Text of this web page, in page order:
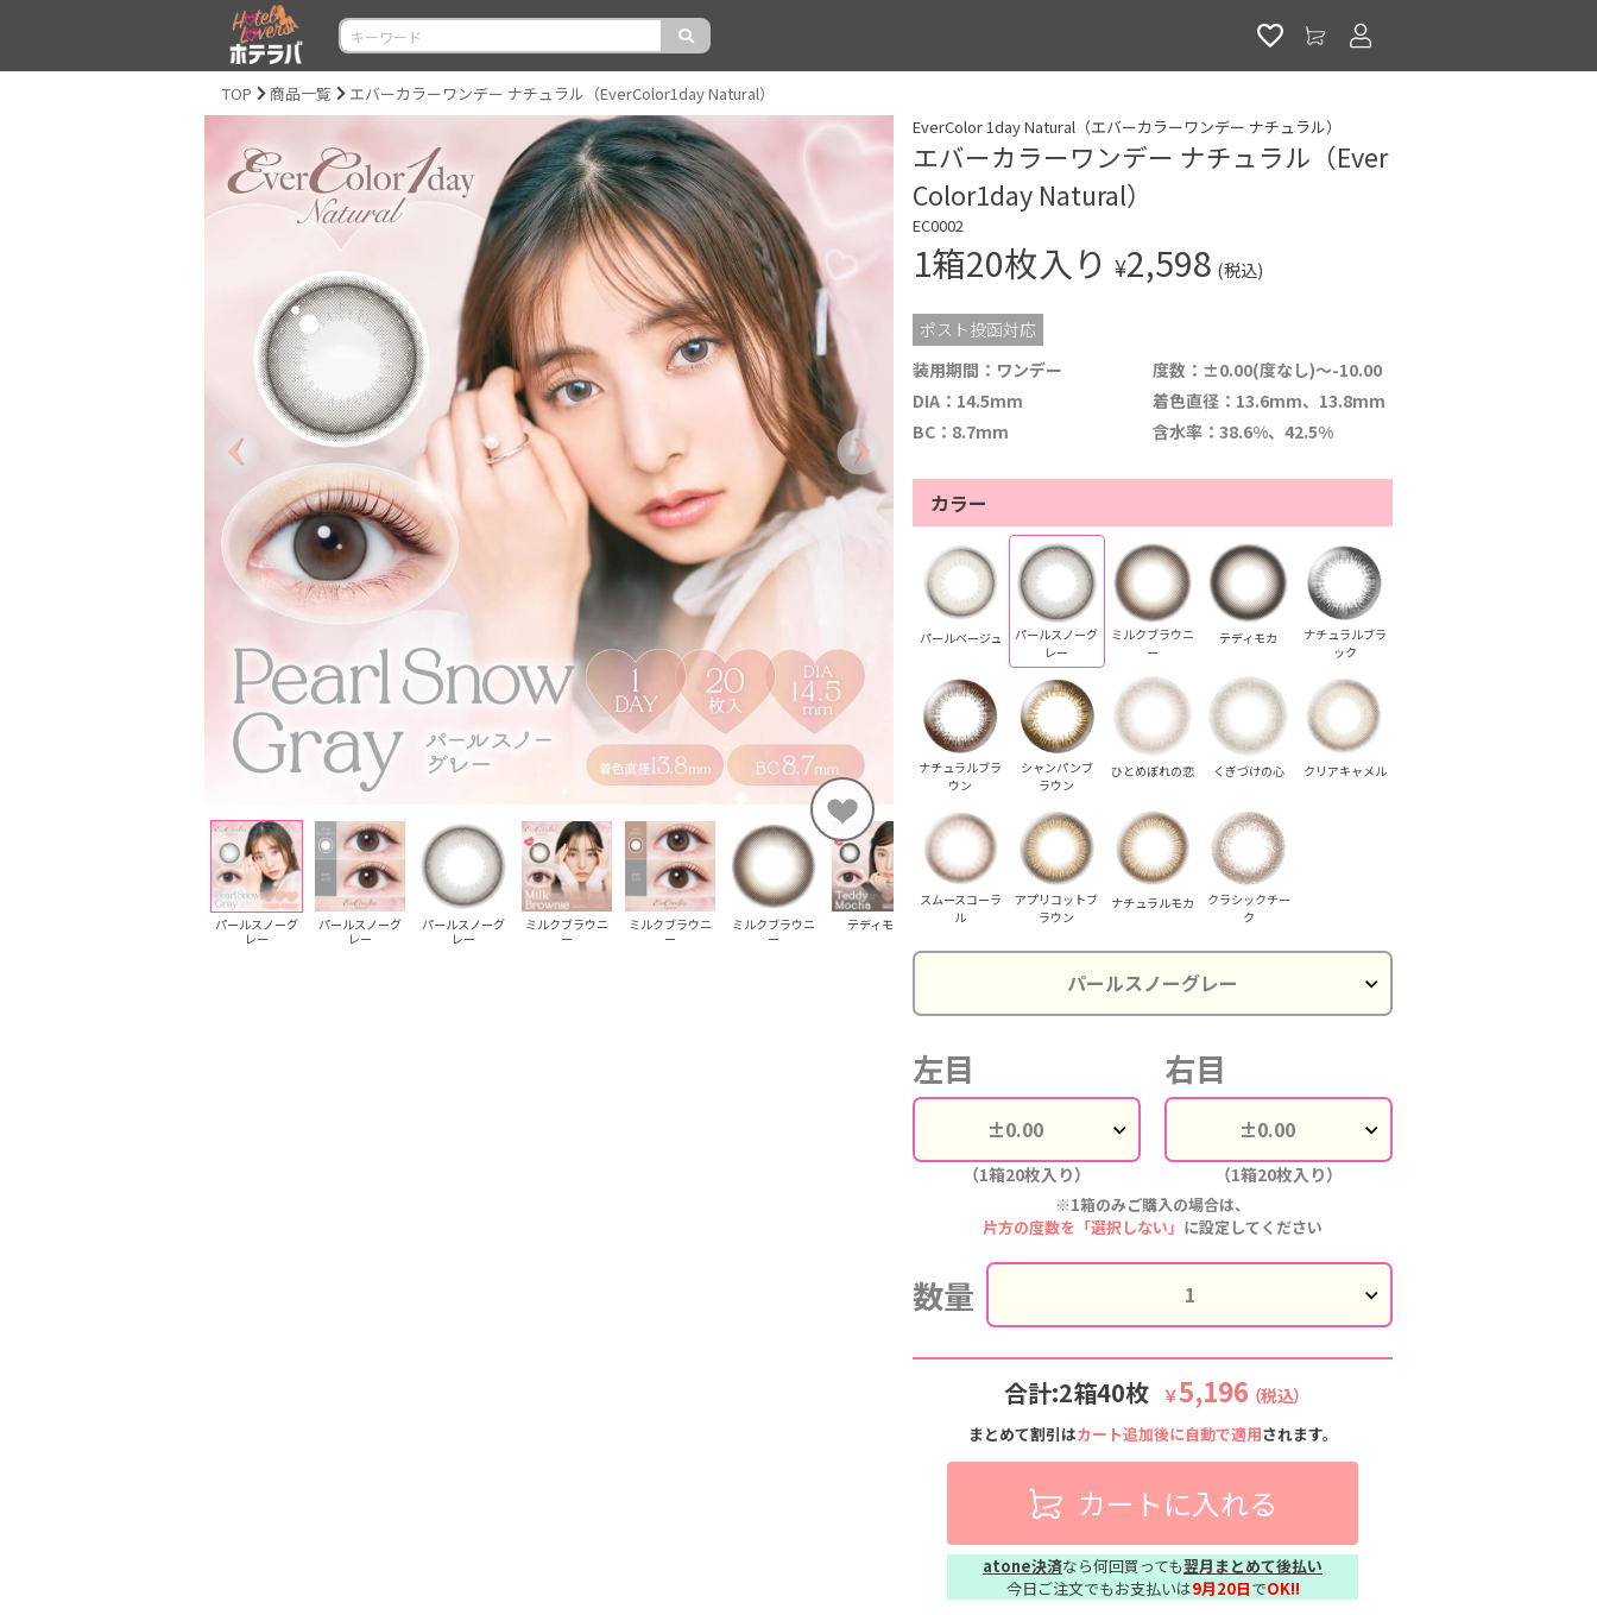
TOP 商品一覧 エバーカラーワンデー ナチュラル（EverColor1day Natural）
パールスノーグ
レー
パールスノーグ
レー
パールスノーグ
レー
ミルクブラウニ
ー
ミルクブラウニ
ー
ミルクブラウニ
ー
テディモカ テディモカ テディモカ
ナチュラルブラ
EverColor 1day Natural（エバーカラーワンデー ナチュラル）
エバーカラーワンデー ナチュラル（Ever
Color1day Natural）
EC0002
1箱20枚入り ¥2,598 (税込)
ポスト投函対応
装用期間：ワンデー
度数：±0.00(度なし)～-10.00
DIA：14.5mm
着色直径：13.6mm、13.8mm
BC：8.7mm
含水率：38.6%、42.5%
カラー
パールベージュ
パールスノーグ
レー
ミルクブラウニ
ー
テディモカ
ナチュラルブラ
ック
ナチュラルブラ
ウン
シャンパンブ
ラウン
ひとめぼれの恋 くぎづけの心 クリアキャメル
スムースコーラ
ル
アプリコットブ
ラウン
ナチュラルモカ
クラシックチー
ク
左目
（1箱20枚入り）
右目
（1箱20枚入り）
※1箱のみご購入の場合は、
片方の度数を「選択しない」 に設定してください
数量
合計:2箱40枚 ￥5,196 （税込）
まとめて割引はカート追加後に自動で適用されます。
カートに入れる
atone決済なら何回買っても翌月まとめて後払い
今日ご注文でもお支払いは9月20日でOK!!